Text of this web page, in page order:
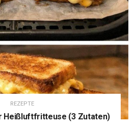
REZEPTE
Heißluftfritteuse (3 Zutaten)